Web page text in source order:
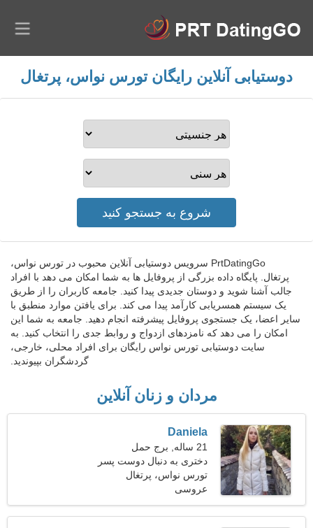
دوستیابی آنلاین رایگان تورس نواس، پرتغال
PrtDatingGo سرویس دوستیابی آنلاین محبوب در تورس نواس،
پرتغال. پایگاه داده بزرگی از پروفایل ها به شما امکان می دهد با افراد
جالب آشنا شوید و دوستان جدیدی پیدا کنید. جامعه کاربران را از طریق
یک سیستم همسریابی کارآمد پیدا می کند. برای یافتن موارد منطبق با
سایر اعضا، یک جستجوی پروفایل پیشرفته انجام دهید. جامعه به شما این
امکان را می دهد که نامزدهای ازدواج و روابط جدی را انتخاب کنید. به
سایت دوستیابی تورس نواس رایگان برای افراد محلی، خارجی،
گردشگران بپیوندید.
مردان و زنان آنلاین
Daniela
21 ساله, برج حمل
دختری به دنبال دوست پسر
تورس نواس، پرتغال
عروسی